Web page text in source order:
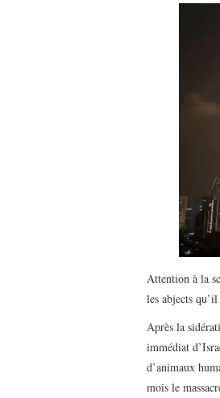
Attention à la
les abjects
Après la
immédiat
d’animaux
mois le